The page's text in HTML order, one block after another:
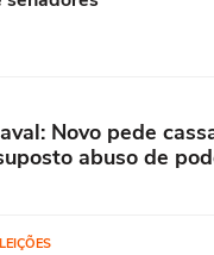
Novo pede
abuso de